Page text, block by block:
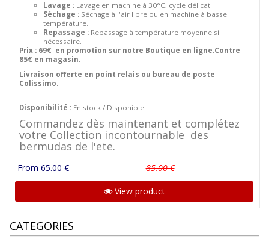
Lavage : Lavage en machine à 30°C, cycle délicat.
Séchage : Séchage à l'air libre ou en machine à basse
température.
Repassage : Repassage à température moyenne si
nécessaire.
Prix : 69€ en promotion sur notre Boutique en ligne.Contre
85€ en magasin.
Livraison offerte en point relais ou bureau de poste
Colissimo.
Disponibilité : En stock / Disponible.
Commandez dès maintenant et complétez
votre Collection incontournable des
bermudas de l'ete.
From 65.00 € 85.00 €
View product
CATEGORIES